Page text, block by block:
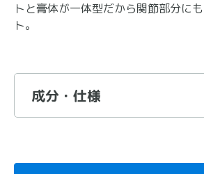
トと膏体が一体型だから関節部分に
ト。
成分・仕様